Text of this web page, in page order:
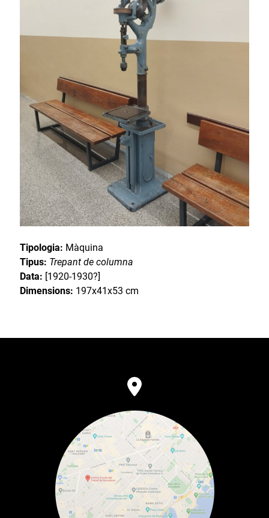
Tipologia: Màquina
Tipus: Trepant de columna
Data: [1920-1930?]
Dimensions: 197x41x53 cm